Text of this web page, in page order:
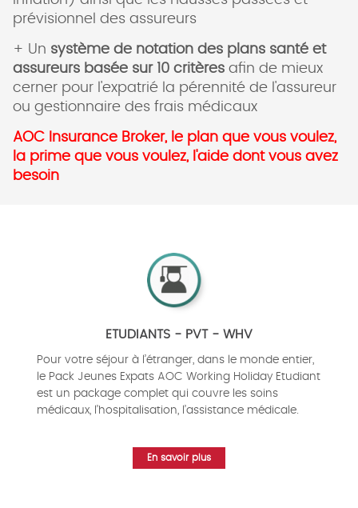
prévisionnel des assureurs
+ Un système de notation des plans santé et
assureurs basée sur 10 critères afin de mieux
cerner pour l'expatrié la pérennité de l'assureur
ou gestionnaire des frais médicaux
AOC Insurance Broker, le plan que vous voulez,
la prime que vous voulez, l'aide dont vous avez
besoin
ETUDIANTS - PVT - WHV
Pour votre séjour à l’étranger, dans le monde entier,
le Pack Jeunes Expats AOC Working Holiday Etudiant
est un package complet qui couvre les soins
médicaux, l’hospitalisation, l’assistance médicale.
En savoir plus